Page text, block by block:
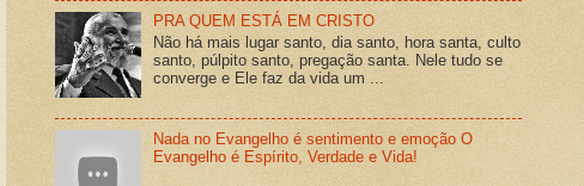
PRA QUEM ESTÁ EM CRISTO
Não há mais lugar santo, dia santo, hora santa, culto
santo, púlpito santo, pregação santa. Nele tudo se
converge e Ele faz da vida um ...
Nada no Evangelho é sentimento e emoção O
Evangelho é Espírito, Verdade e Vida!